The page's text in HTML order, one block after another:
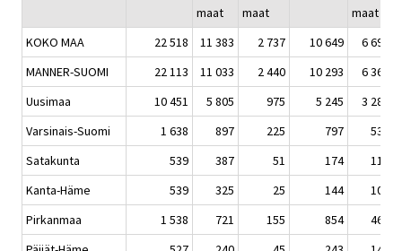
maat
maat
maat
KOKO MAA
22 518 11 383 2 737 10 649
6 694
MANNER-SUOMI
22 113 11 033 2 440 10 293
6 366
Uusimaa
10 451 5 805 975 5 245
3 280
Varsinais-Suomi
1 638 897 225 797
531
Satakunta
539 387 51 174
113
Kanta-Häme
539 325 25 144
107
Pirkanmaa
1 538 721 155 854
466